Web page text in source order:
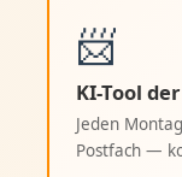
📨
KI-Tool
Jeden
Postfach —